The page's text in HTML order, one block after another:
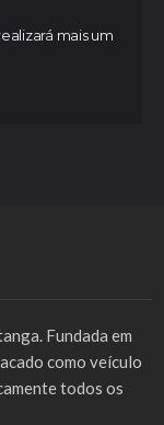
mais um
Fundada em
como veículo
todos os